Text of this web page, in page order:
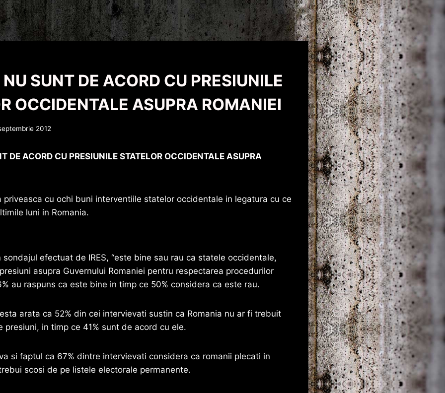
SUNT DE ACORD CU PRESIUNILE
OCCIDENTALE ASUPRA ROMANIEI
2012
DE ACORD CU PRESIUNILE STATELOR OCCIDENTALE ASUPRA
priveasca cu ochi buni interventiile statelor occidentale in legatura cu ce
luni in Romania.
efectuat de IRES, “este bine sau rau ca statele occidentale,
asupra Guvernului Romaniei pentru respectarea procedurilor
au raspuns ca este bine in timp ce 50% considera ca este rau.
arata ca 52% din cei intervievati sustin ca Romania nu ar fi trebuit
presiuni, in timp ce 41% sunt de acord cu ele.
si faptul ca 67% dintre intervievati considera ca romanii plecati in
scosi de pe listele electorale permanente.